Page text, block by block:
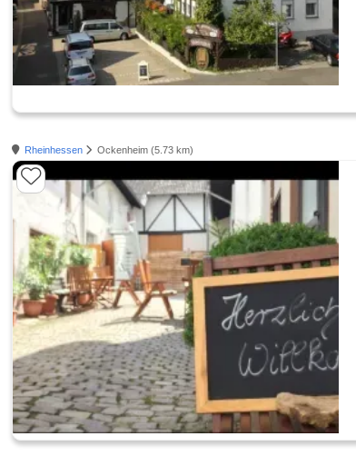
Rheinhessen Ockenheim (5.73 km)